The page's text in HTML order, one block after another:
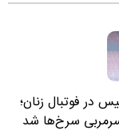
در فوتبال زنان؛
سرخ‌ها شد